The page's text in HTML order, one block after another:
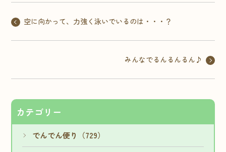
空に向かって、力強く泳いでいるのは・・・？
みんなでるんるんるん♪
カテゴリー
でんでん便り（729）